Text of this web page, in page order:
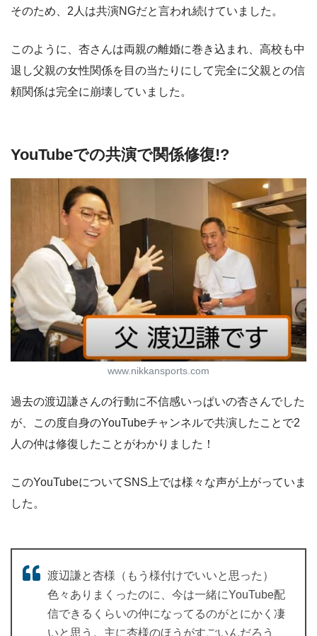
そのため、2人は共演NGだと言われ続けていました。
このように、杏さんは両親の離婚に巻き込まれ、高校も中
退し父親の女性関係を目の当たりにして完全に父親との信
頼関係は完全に崩壊していました。
YouTubeでの共演で関係修復!?
www.nikkansports.com
過去の渡辺謙さんの行動に不信感いっぱいの杏さんでした
が、この度自身のYouTubeチャンネルで共演したことで2
人の仲は修復したことがわかりました！
このYouTubeについてSNS上では様々な声が上がっていま
した。
渡辺謙と杏様（もう様付けでいいと思った）
色々ありまくったのに、今は一緒にYouTube配
信できるくらいの仲になってるのがとにかく凄
いと思う。主に杏様のほうがすごいんだろう